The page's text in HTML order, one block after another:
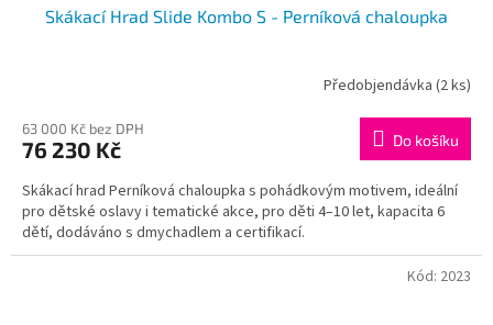
Skákací Hrad Slide Kombo S - Perníková chaloupka
Předobjendávka (2 ks)
63 000 Kč bez DPH
76 230 Kč Do košíku
Skákací hrad Perníková chaloupka s pohádkovým motivem, ideální
pro dětské oslavy i tematické akce, pro děti 4–10 let, kapacita 6
dětí, dodáváno s dmychadlem a certifikací.
Kód: 2023